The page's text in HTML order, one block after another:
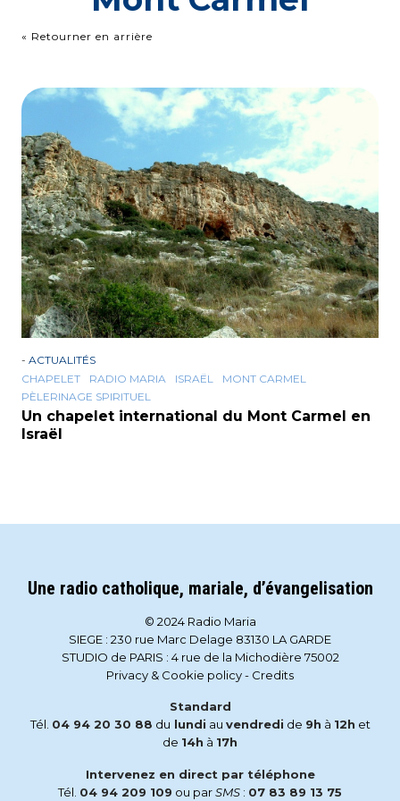
« Retourner en arrière
- ACTUALITÉS
CHAPELET
RADIO MARIA ISRAËL
MONT CARMEL
PÈLERINAGE SPIRITUEL
Un chapelet international du Mont Carmel en
Israël
Une radio catholique, mariale, d’évangelisation
© 2024 Radio Maria
SIEGE : 230 rue Marc Delage 83130 LA GARDE
STUDIO de PARIS : 4 rue de la Michodière 75002
Privacy & Cookie policy- Credits
Standard
Tél. 04 94 20 30 88 du lundi au vendredi de 9h à 12h et
de 14h à 17h
Intervenez en direct par téléphone
Tél. 04 94 209 109 ou parSMS : 07 83 89 13 75